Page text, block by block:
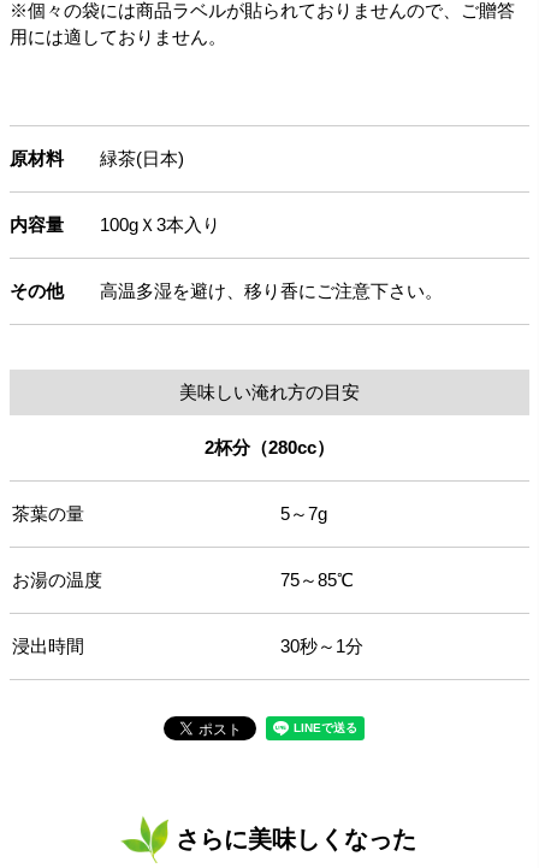
※個々の袋には商品ラベルが貼られておりませんので、ご贈答
用には適しておりません。
原材料 緑茶(日本)
内容量 100gＸ3本入り
その他 高温多湿を避け、移り香にご注意下さい。
美味しい淹れ方の目安
2杯分（280cc）
茶葉の量 5～7g
お湯の温度 75～85℃
浸出時間 30秒～1分
さらに美味しくなった